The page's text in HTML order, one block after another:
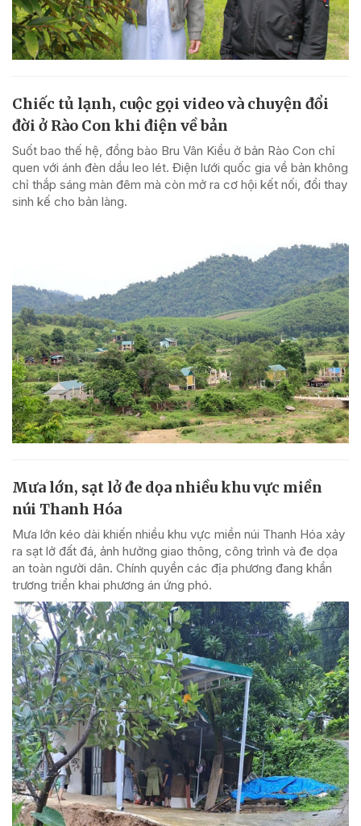
Chiếc tủ lạnh, cuộc gọi video và chuyện đổi
đời ở Rào Con khi điện về bản
Suốt bao thế hệ, đồng bào Bru Vân Kiều ở bản Rào Con chỉ
quen với ánh đèn dầu leo lét. Điện lưới quốc gia về bản không
chỉ thắp sáng màn đêm mà còn mở ra cơ hội kết nối, đổi thay
sinh kế cho bản làng.
Mưa lớn, sạt lở đe dọa nhiều khu vực miền
núi Thanh Hóa
Mưa lớn kéo dài khiến nhiều khu vực miền núi Thanh Hóa xảy
ra sạt lở đất đá, ảnh hưởng giao thông, công trình và đe dọa
an toàn người dân. Chính quyền các địa phương đang khẩn
trương triển khai phương án ứng phó.